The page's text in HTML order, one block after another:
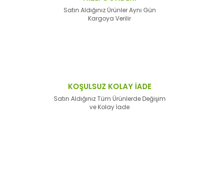
Satın Aldığınız Ürünler Aynı Gün
Kargoya Verilir
KOŞULSUZ KOLAY İADE
Satın Aldığınız Tüm Ürünlerde Değişim
ve Kolay İade